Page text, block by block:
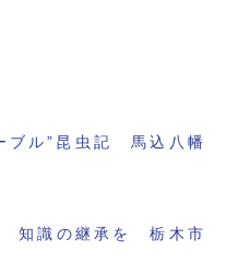
ブル”昆虫記 馬込八幡
知識の継承を 栃木市